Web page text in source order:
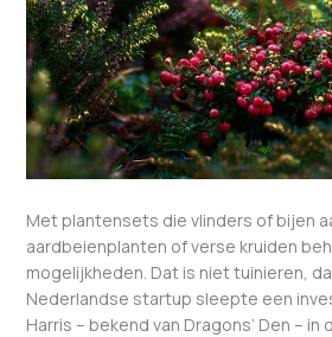
Met plantensets die vlinders of bijen
aardbeienplanten of verse kruiden
mogelijkheden. Dat is niet tuinieren,
Nederlandse startup sleepte een
Harris – bekend van Dragons’ Den –